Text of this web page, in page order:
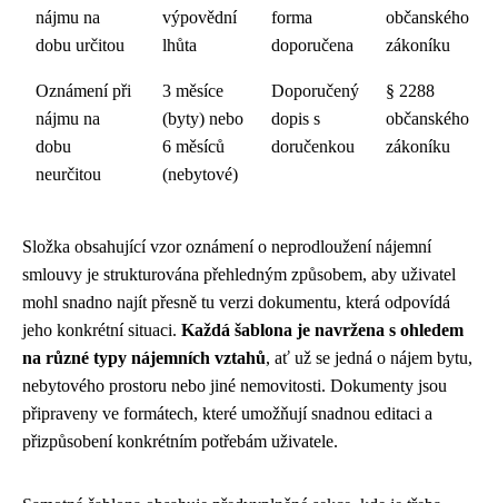
nájmu na
dobu určitou
výpovědní
lhůta
forma
doporučena
občanského
zákoníku
Oznámení při
nájmu na
dobu
neurčitou
3 měsíce
(byty) nebo
6 měsíců
(nebytové)
Doporučený
dopis s
doručenkou
§ 2288
občanského
zákoníku
Složka obsahující vzor oznámení o neprodloužení nájemní
smlouvy je strukturována přehledným způsobem, aby uživatel
mohl snadno najít přesně tu verzi dokumentu, která odpovídá
jeho konkrétní situaci. Každá šablona je navržena s ohledem
na různé typy nájemních vztahů, ať už se jedná o nájem bytu,
nebytového prostoru nebo jiné nemovitosti. Dokumenty jsou
připraveny ve formátech, které umožňují snadnou editaci a
přizpůsobení konkrétním potřebám uživatele.